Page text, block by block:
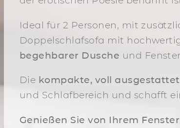
Ideal für 2 Personen, mit
Doppelschlafsofa mit
begehbarer Dusche und
Die kompakte, voll
und Schlafbereich und schafft
Genießen Sie von Ihrem